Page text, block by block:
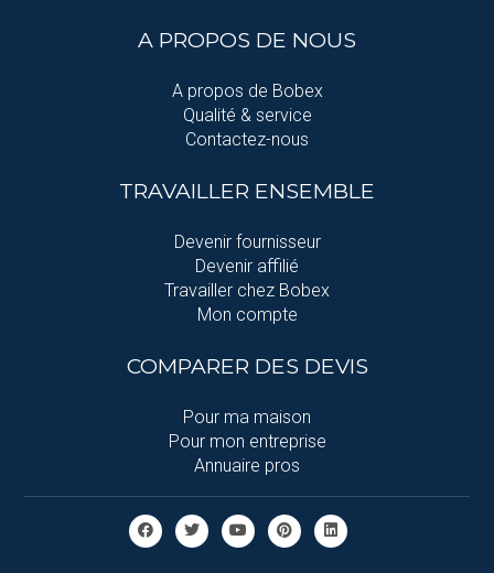
A PROPOS DE NOUS
A propos de Bobex
Qualité & service
Contactez-nous
TRAVAILLER ENSEMBLE
Devenir fournisseur
Devenir affilié
Travailler chez Bobex
Mon compte
COMPARER DES DEVIS
Pour ma maison
Pour mon entreprise
Annuaire pros